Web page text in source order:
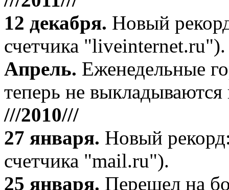
12 декабря. Новый
счетчика "liveinternet.ru").
Апрель. Еженедельные
теперь не выкладываются
///2010///
27 января. Новый
счетчика "mail.ru").
25 января. Перешел на